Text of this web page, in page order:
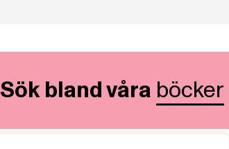
Sök bland våra böcker